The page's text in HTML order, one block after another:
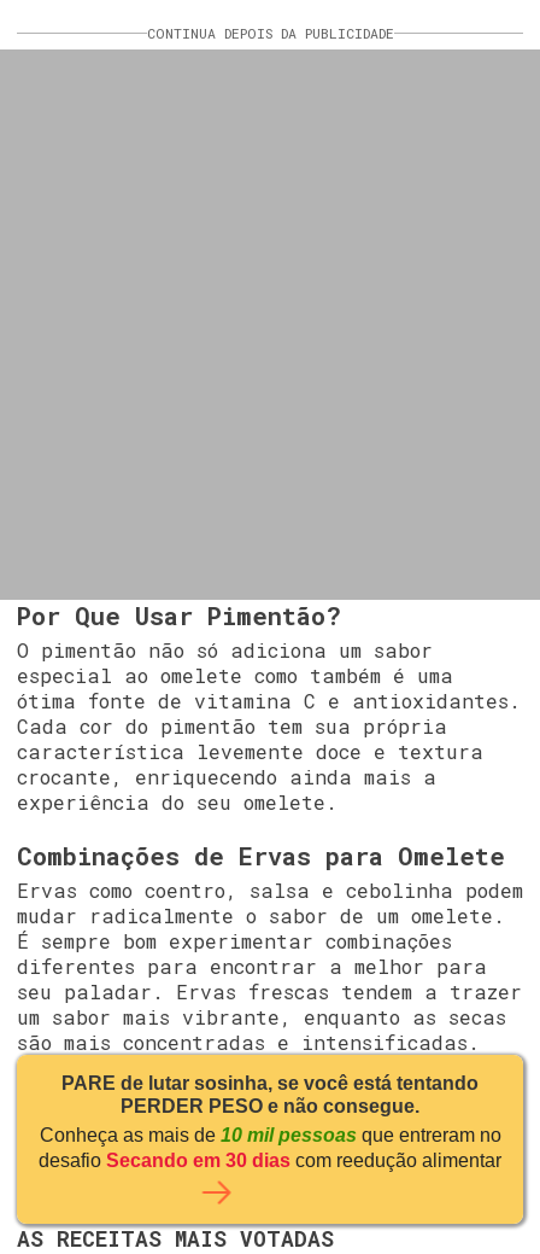
CONTINUA DEPOIS DA PUBLICIDADE
Por Que Usar Pimentão?
O pimentão não só adiciona um sabor
especial ao omelete como também é uma
ótima fonte de vitamina C e antioxidantes.
Cada cor do pimentão tem sua própria
característica levemente doce e textura
crocante, enriquecendo ainda mais a
experiência do seu omelete.
Combinações de Ervas para Omelete
Ervas como coentro, salsa e cebolinha podem
mudar radicalmente o sabor de um omelete.
É sempre bom experimentar combinações
diferentes para encontrar a melhor para
seu paladar. Ervas frescas tendem a trazer
um sabor mais vibrante, enquanto as secas
são mais concentradas e intensificadas.
PARE de lutar sosinha, se você está tentando
PERDER PESO e não consegue.
Conheça as mais de 10 mil pessoas que entreram no
desafio Secando em 30 dias com reedução alimentar
AS RECEITAS MAIS VOTADAS